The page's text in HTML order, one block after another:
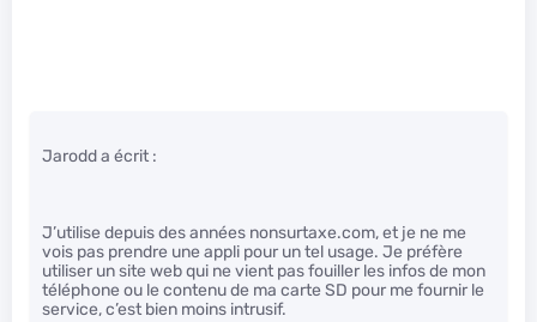
Jarodd a écrit :
J’utilise depuis des années nonsurtaxe.com, et je ne me
vois pas prendre une appli pour un tel usage. Je préfère
utiliser un site web qui ne vient pas fouiller les infos de mon
téléphone ou le contenu de ma carte SD pour me fournir le
service, c’est bien moins intrusif.